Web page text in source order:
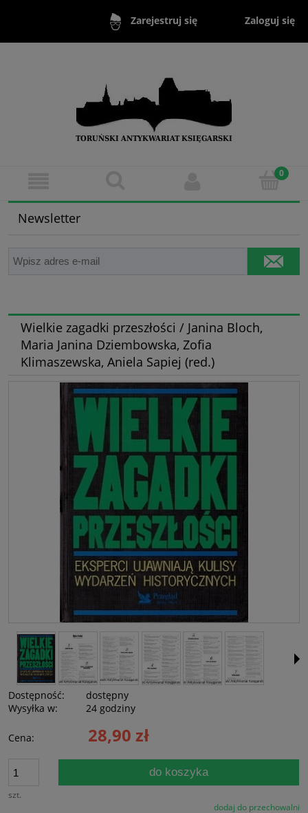
Zarejestruj się Zaloguj się
Newsletter
Wielkie zagadki przeszłości / Janina Bloch,
Maria Janina Dziembowska, Zofia
Klimaszewska, Aniela Sapiej (red.)
Dostępność:
dostępny
Wysyłka w:
24 godziny
Cena: 28,90 zł
szt.
do koszyka
dodaj do przechowalni